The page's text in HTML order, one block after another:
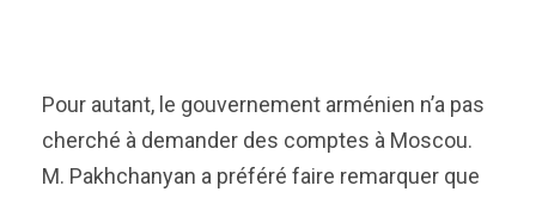
Pour autant, le gouvernement arménien n’a pas
cherché à demander des comptes à Moscou.
M. Pakhchanyan a préféré faire remarquer que